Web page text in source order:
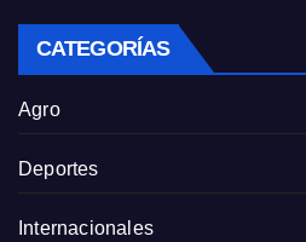
CATEGORÍAS
Agro
Deportes
Internacionales